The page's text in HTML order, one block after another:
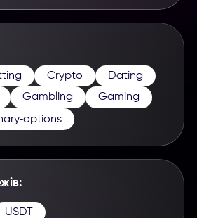
Crypto Dating
Gambling Gaming
USDT